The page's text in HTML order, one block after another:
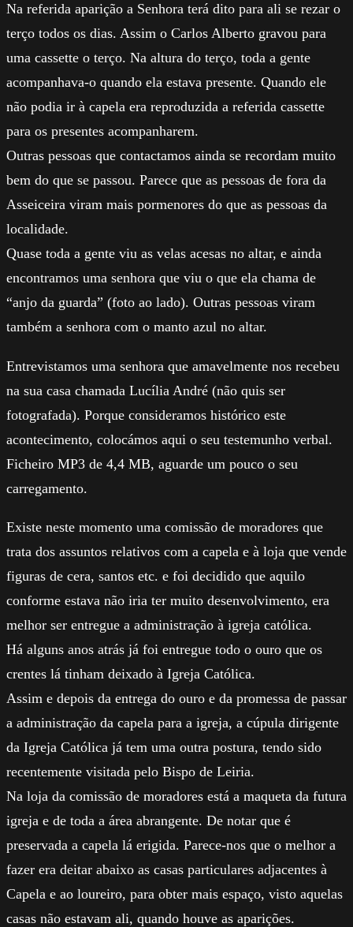
Na referida aparição a Senhora terá dito para ali se rezar o
terço todos os dias. Assim o Carlos Alberto gravou para
uma cassette o terço. Na altura do terço, toda a gente
acompanhava-o quando ela estava presente. Quando ele
não podia ir à capela era reproduzida a referida cassette
para os presentes acompanharem.
Outras pessoas que contactamos ainda se recordam muito
bem do que se passou. Parece que as pessoas de fora da
Asseiceira viram mais pormenores do que as pessoas da
localidade.
Quase toda a gente viu as velas acesas no altar, e ainda
encontramos uma senhora que viu o que ela chama de
“anjo da guarda” (foto ao lado). Outras pessoas viram
também a senhora com o manto azul no altar.
Entrevistamos uma senhora que amavelmente nos recebeu
na sua casa chamada Lucília André (não quis ser
fotografada). Porque consideramos histórico este
acontecimento, colocámos aqui o seu testemunho verbal.
Ficheiro MP3 de 4,4 MB, aguarde um pouco o seu
carregamento.
Existe neste momento uma comissão de moradores que
trata dos assuntos relativos com a capela e à loja que vende
figuras de cera, santos etc. e foi decidido que aquilo
conforme estava não iria ter muito desenvolvimento, era
melhor ser entregue a administração à igreja católica.
Há alguns anos atrás já foi entregue todo o ouro que os
crentes lá tinham deixado à Igreja Católica.
Assim e depois da entrega do ouro e da promessa de passar
a administração da capela para a igreja, a cúpula dirigente
da Igreja Católica já tem uma outra postura, tendo sido
recentemente visitada pelo Bispo de Leiria.
Na loja da comissão de moradores está a maqueta da futura
igreja e de toda a área abrangente. De notar que é
preservada a capela lá erigida. Parece-nos que o melhor a
fazer era deitar abaixo as casas particulares adjacentes à
Capela e ao loureiro, para obter mais espaço, visto aquelas
casas não estavam ali, quando houve as aparições.